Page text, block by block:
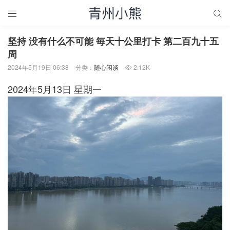
 
坚持 没有什么不可能 毎天十公里打卡 第二百九十五
周
2024年5月19日 06:38 分类： 随心闲谈  2.12K
2024年5月13日 星期一